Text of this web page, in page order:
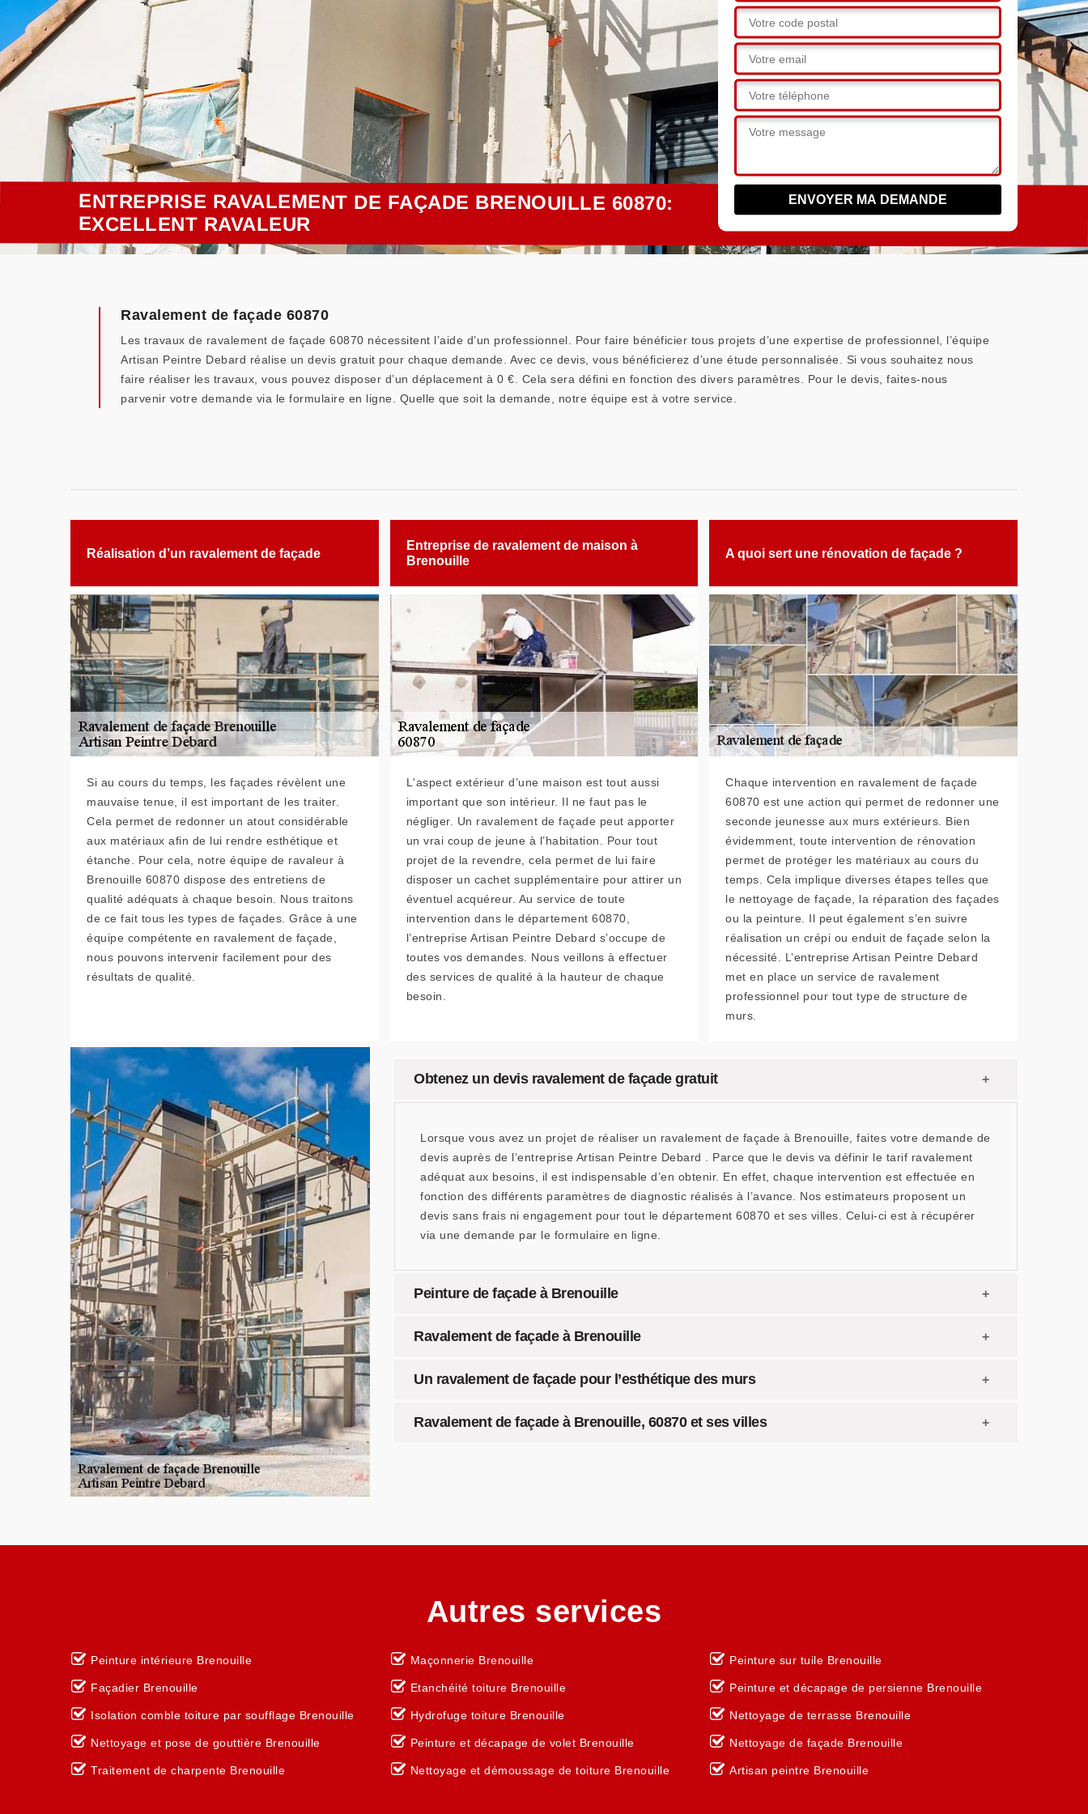
ENTREPRISE RAVALEMENT DE FAÇADE BRENOUILLE 60870:
EXCELLENT RAVALEUR
Ravalement de façade 60870
Les travaux de ravalement de façade 60870 nécessitent l’aide d’un professionnel. Pour faire bénéficier tous projets d’une expertise de professionnel, l’équipe
Artisan Peintre Debard réalise un devis gratuit pour chaque demande. Avec ce devis, vous bénéficierez d’une étude personnalisée. Si vous souhaitez nous
faire réaliser les travaux, vous pouvez disposer d’un déplacement à 0 €. Cela sera défini en fonction des divers paramètres. Pour le devis, faites-nous
parvenir votre demande via le formulaire en ligne. Quelle que soit la demande, notre équipe est à votre service.
Réalisation d’un ravalement de façade
Si au cours du temps, les façades révèlent une
mauvaise tenue, il est important de les traiter.
Cela permet de redonner un atout considérable
aux matériaux afin de lui rendre esthétique et
étanche. Pour cela, notre équipe de ravaleur à
Brenouille 60870 dispose des entretiens de
qualité adéquats à chaque besoin. Nous traitons
de ce fait tous les types de façades. Grâce à une
équipe compétente en ravalement de façade,
nous pouvons intervenir facilement pour des
résultats de qualité.
Entreprise de ravalement de maison à
Brenouille
L'aspect extérieur d’une maison est tout aussi
important que son intérieur. Il ne faut pas le
négliger. Un ravalement de façade peut apporter
un vrai coup de jeune à l’habitation. Pour tout
projet de la revendre, cela permet de lui faire
disposer un cachet supplémentaire pour attirer un
éventuel acquéreur. Au service de toute
intervention dans le département 60870,
l’entreprise Artisan Peintre Debard s’occupe de
toutes vos demandes. Nous veillons à effectuer
des services de qualité à la hauteur de chaque
besoin.
A quoi sert une rénovation de façade ?
Chaque intervention en ravalement de façade
60870 est une action qui permet de redonner une
seconde jeunesse aux murs extérieurs. Bien
évidemment, toute intervention de rénovation
permet de protéger les matériaux au cours du
temps. Cela implique diverses étapes telles que
le nettoyage de façade, la réparation des façades
ou la peinture. Il peut également s’en suivre
réalisation un crépi ou enduit de façade selon la
nécessité. L’entreprise Artisan Peintre Debard
met en place un service de ravalement
professionnel pour tout type de structure de
murs.
Obtenez un devis ravalement de façade gratuit
Lorsque vous avez un projet de réaliser un ravalement de façade à Brenouille, faites votre demande de
devis auprès de l’entreprise Artisan Peintre Debard . Parce que le devis va définir le tarif ravalement
adéquat aux besoins, il est indispensable d’en obtenir. En effet, chaque intervention est effectuée en
fonction des différents paramètres de diagnostic réalisés à l’avance. Nos estimateurs proposent un
devis sans frais ni engagement pour tout le département 60870 et ses villes. Celui-ci est à récupérer
via une demande par le formulaire en ligne.
Peinture de façade à Brenouille
Ravalement de façade à Brenouille
Un ravalement de façade pour l’esthétique des murs
Ravalement de façade à Brenouille, 60870 et ses villes
Autres services
Peinture intérieure Brenouille
Façadier Brenouille
Isolation comble toiture par soufflage Brenouille
Nettoyage et pose de gouttière Brenouille
Traitement de charpente Brenouille
Maçonnerie Brenouille
Etanchéité toiture Brenouille
Hydrofuge toiture Brenouille
Peinture et décapage de volet Brenouille
Nettoyage et démoussage de toiture Brenouille
Peinture sur tuile Brenouille
Peinture et décapage de persienne Brenouille
Nettoyage de terrasse Brenouille
Nettoyage de façade Brenouille
Artisan peintre Brenouille